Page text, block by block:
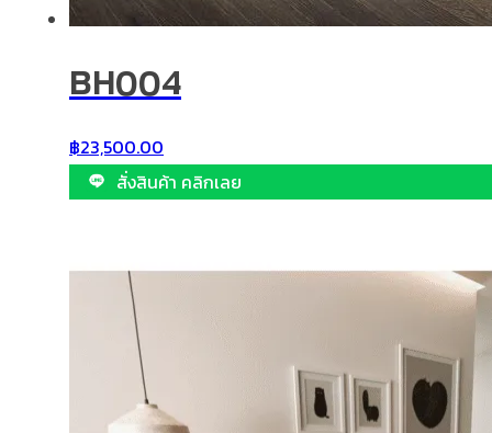
BH004
฿23,500.00
สั่งสินค้า คลิกเลย